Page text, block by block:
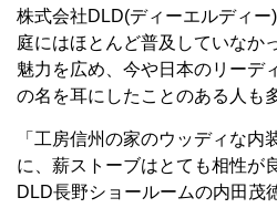
株式会社DLD(ディーエルディ
庭にはほとんど普及していなか
魅力を広め、今や日本のリーデ
の名を耳にしたことのある人も
「工房信州の家のウッディな内
に、薪ストーブはとても相性が
DLD長野ショールームの内田茂